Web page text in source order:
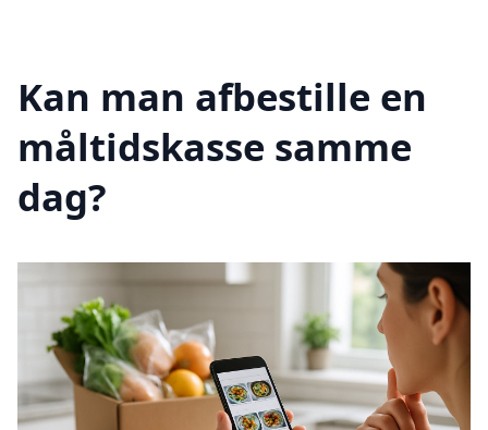
Kan man afbestille en
måltidskasse samme
dag?